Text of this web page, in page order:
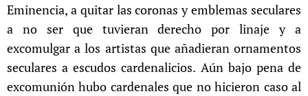
Eminencia, a quitar las coronas y emblemas seculares
a no ser que tuvieran derecho por linaje y a
excomulgar a los artistas que añadieran ornamentos
seculares a escudos cardenalicios. Aún bajo pena de
excomunión hubo cardenales que no hicieron caso al